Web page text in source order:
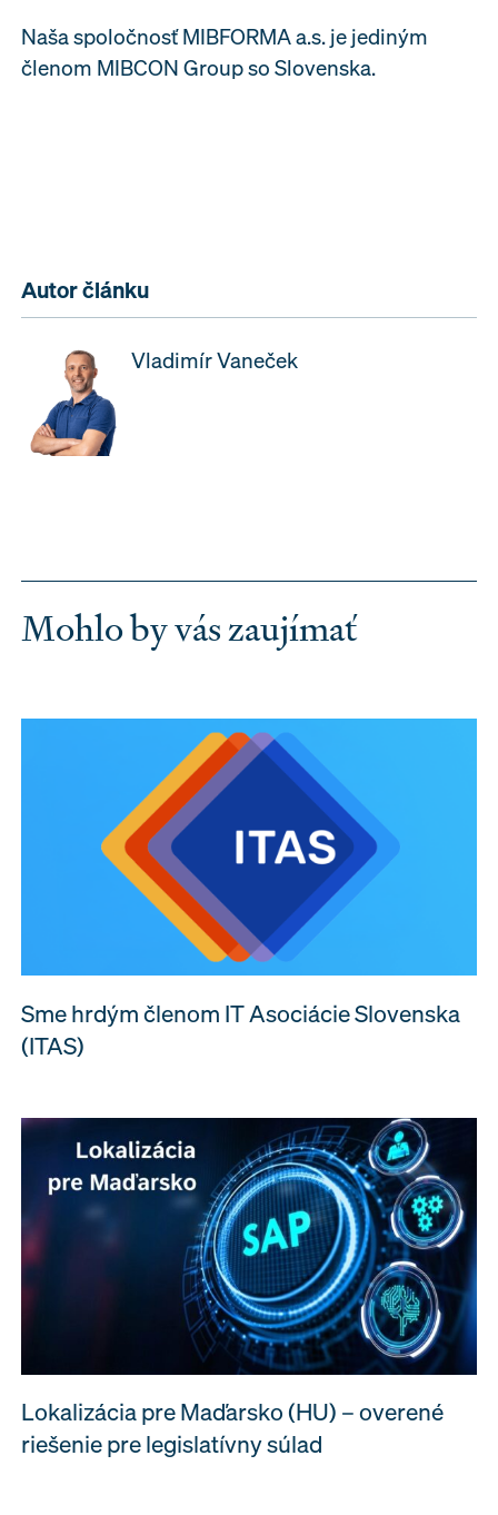
Naša spoločnosť MIBFORMA a.s. je jediným
členom MIBCON Group so Slovenska.
Autor článku
Vladimír Vaneček
Mohlo by vás zaujímať
Sme hrdým členom IT Asociácie Slovenska
(ITAS)
Lokalizácia pre Maďarsko (HU) – overené
riešenie pre legislatívny súlad